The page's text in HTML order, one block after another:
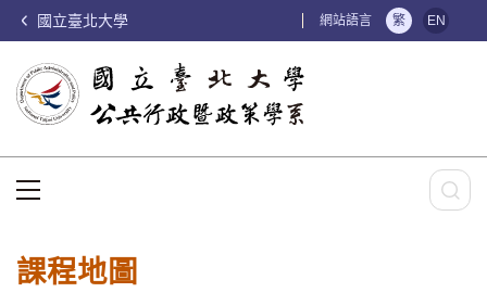
國立臺北大學 網站語言 繁 EN
課程地圖